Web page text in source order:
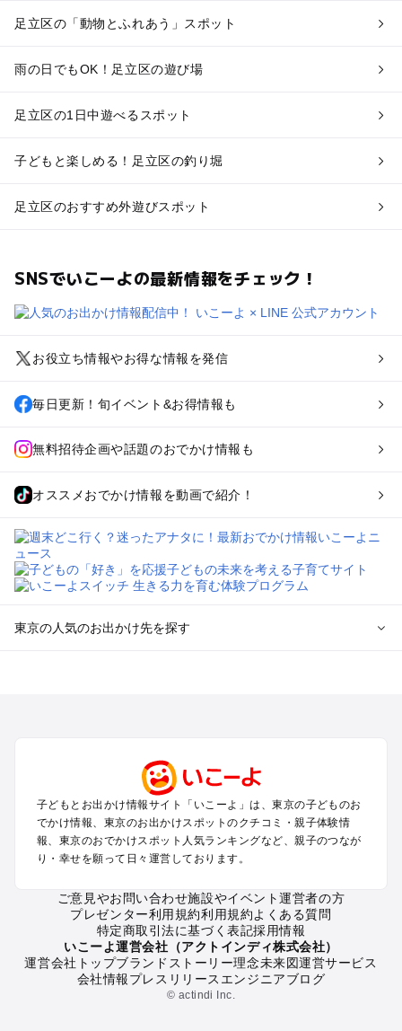
足立区の「動物とふれあう」スポット
雨の日でもOK！足立区の遊び場
足立区の1日中遊べるスポット
子どもと楽しめる！足立区の釣り堀
足立区のおすすめ外遊びスポット
SNSでいこーよの最新情報をチェック！
お役立ち情報やお得な情報を発信
毎日更新！旬イベント&お得情報も
無料招待企画や話題のおでかけ情報も
オススメおでかけ情報を動画で紹介！
東京の人気のお出かけ先を探す
町田・相模原・愛川・上野原のプールお出かけ
渋谷・原宿・恵比寿・中目黒・自由が丘のプールお出かけ
池袋・赤羽・王子・巣鴨・目白・石神井のプールお出かけ
新宿・高田馬場・代々木・千駄ヶ谷のプールお出かけ
銀座・丸の内・日本橋・有楽町・築地・月島のプールお出かけ
小金井・小平・西東京・東村山・東久留米のプールお出かけ
府中・調布・狛江のプールお出かけ
青梅・奥多摩のプールお出かけ
蒲田・大森・羽田周辺のプールお出かけ
葛西・新木場・亀戸・亀有・柴又のプールお出かけ
北千住・日暮里・荒川のプールお出かけ
子どもとお出かけ情報サイト「いこーよ」は、東京の子どものお
でかけ情報、東京のお出かけスポットのクチコミ・親子体験情
報、東京のおでかけスポット人気ランキングなど、親子のつなが
り・幸せを願って日々運営しております。
ご意見やお問い合わせ施設やイベント運営者の方
プレゼンター利用規約利用規約よくある質問
特定商取引法に基づく表記採用情報
いこーよ運営会社（アクトインディ株式会社）
運営会社トップブランドストーリー理念未来図運営サービス
会社情報プレスリリース エンジニアブログ
© actindi Inc.